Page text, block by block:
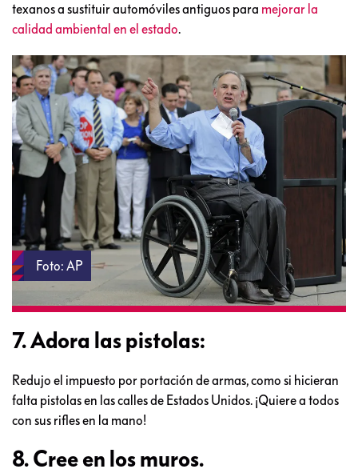
texanos a sustituir automóviles antiguos para mejorar la
calidad ambiental en el estado.
Foto: AP
7. Adora las pistolas:
Redujo el impuesto por portación de armas, como si hicieran
falta pistolas en las calles de Estados Unidos. ¡Quiere a todos
con sus rifles en la mano!
8. Cree en los muros.